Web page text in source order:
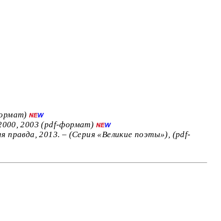
2003 (pdf-формат)
2013. – (Серия «Великие поэты»), (pdf-